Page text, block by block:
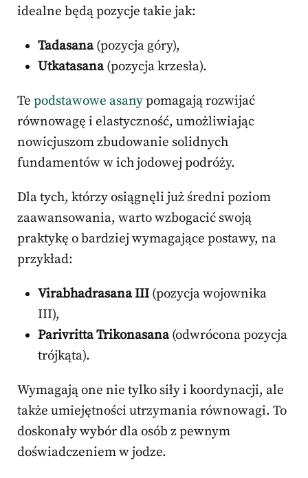
idealne będą pozycje takie jak:
Tadasana(pozycja góry),
Utkatasana(pozycja krzesła).
Te podstawowe asanypomagają rozwijać
równowagę i elastyczność, umożliwiając
nowicjuszom zbudowanie solidnych
fundamentów w ich jodowej podróży.
Dla tych, którzy osiągnęli już średni poziom
zaawansowania, warto wzbogacić swoją
praktykę o bardziej wymagające postawy, na
przykład:
Virabhadrasana III (pozycja wojownika
III),
Parivritta Trikonasana(odwrócona pozycja
trójkąta).
Wymagają one nie tylko siły i koordynacji, ale
także umiejętności utrzymania równowagi. To
doskonały wybór dla osób z pewnym
doświadczeniem w jodze.